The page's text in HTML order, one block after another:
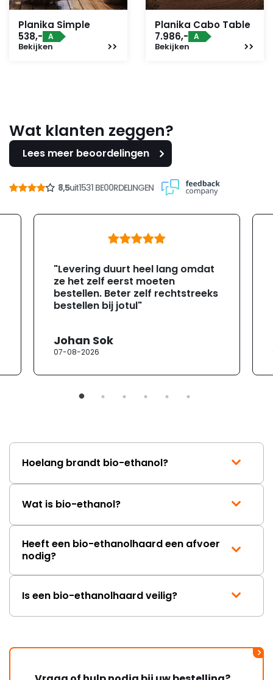
Planika Simple
538,- A
Bekijken
Planika Cabo Table
7.986,- A
Bekijken
Wat klanten zeggen?
Lees meer beoordelingen
8,5uit1531 BE00RDELINGEN
"Levering duurt heel lang omdat
ze het zelf eerst moeten
bestellen. Beter zelf rechtstreeks
bestellen bij jotul"
Johan Sok
07-08-2026
Hoelang brandt bio-ethanol?
Wat is bio-ethanol?
Heeft een bio-ethanolhaard een afvoer
nodig?
Is een bio-ethanolhaard veilig?